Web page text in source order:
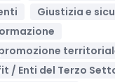
Giustizia e
/ Enti del Terzo